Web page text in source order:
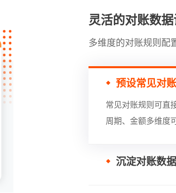
灵活的对账数
多维度的对账规则配
预设常见对
常见对账规则可直
周期、金额多维度
沉淀对账数